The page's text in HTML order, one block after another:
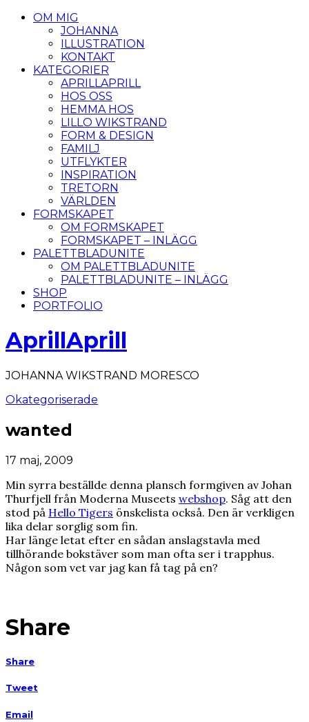
OM MIG
JOHANNA
ILLUSTRATION
KONTAKT
KATEGORIER
APRILLAPRILL
HOS OSS
HEMMA HOS
LILLO WIKSTRAND
FORM & DESIGN
FAMILJ
UTFLYKTER
INSPIRATION
TRETORN
VÄRLDEN
FORMSKAPET
OM FORMSKAPET
FORMSKAPET – INLÄGG
PALETTBLADUNITE
OM PALETTBLADUNITE
PALETTBLADUNITE – INLÄGG
SHOP
PORTFOLIO
AprillAprill
JOHANNA WIKSTRAND MORESCO
Okategoriserade
wanted
17 maj, 2009
Min syrra beställde denna plansch formgiven av Johan
Thurfjell från Moderna Museets webshop. Såg att den
stod på Hello Tigers önskelista också. Den är verkligen
lika delar sorglig som fin.
Har länge letat efter en sådan anslagstavla med
tillhörande bokstäver som man ofta ser i trapphus.
Någon som vet var jag kan få tag på en?
Share
Share
Tweet
Email